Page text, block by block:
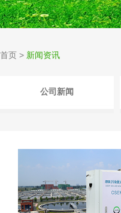
首页 > 新闻资讯
公司新闻